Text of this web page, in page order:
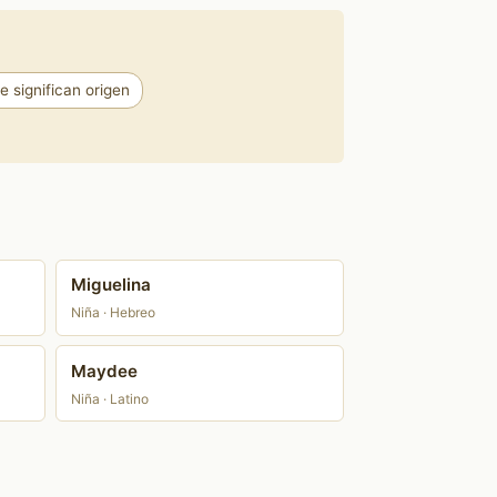
significan origen
Miguelina
Niña · Hebreo
Maydee
Niña · Latino